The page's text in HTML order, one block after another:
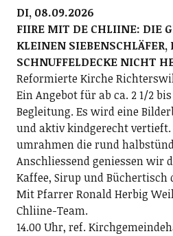
DI, 08.09.2026
FIIRE MIT DE CHLIINE: DIE
KLEINEN SIEBENSCHLÄFER,
SCHNUFFELDECKE NICHT
Reformierte Kirche
Ein Angebot für ab ca. 2 1/2
Begleitung. Es wird eine
und aktiv kindgerecht vertieft.
umrahmen die rund
Anschliessend geniessen wir
Kaffee, Sirup und Büchertisch
Mit Pfarrer Ronald Herbig
Chliine-Team.
14.00 Uhr, ref.